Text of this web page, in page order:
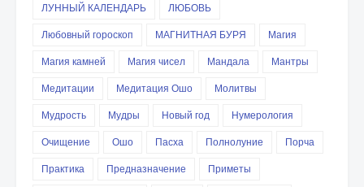
ЛУННЫЙ КАЛЕНДАРЬ
ЛЮБОВЬ
Любовный гороскоп
МАГНИТНАЯ БУРЯ
Магия
Магия камней
Магия чисел Мандала
Мантры
Медитации
Медитация Ошо
Молитвы
Мудрость
Мудры Новый год
Нумерология
Очищение
Ошо Пасха Полнолуние
Порча
Практика
Предназначение
Приметы